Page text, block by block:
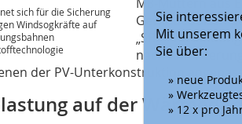
sich für die Sicherung
Windsogkräfte auf
Gewindebolzen
„SB2“-
nach
der PV-Unterkonstruktion
auf der
Sie
Mit unserem
Sie über:
» neue
»
» 12 x pro